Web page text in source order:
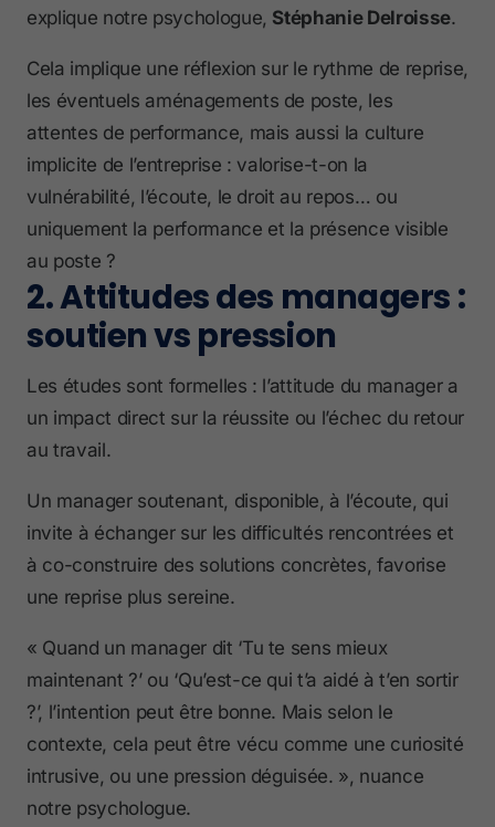
explique notre psychologue, Stéphanie Delroisse.
Cela implique une réflexion sur le rythme de reprise,
les éventuels aménagements de poste, les
attentes de performance, mais aussi la culture
implicite de l’entreprise : valorise-t-on la
vulnérabilité, l’écoute, le droit au repos… ou
uniquement la performance et la présence visible
au poste ?
2. Attitudes des managers :
soutien vs pression
Les études sont formelles : l’attitude du manager a
un impact direct sur la réussite ou l’échec du retour
au travail.
Un manager soutenant, disponible, à l’écoute, qui
invite à échanger sur les difficultés rencontrées et
à co-construire des solutions concrètes, favorise
une reprise plus sereine.
« Quand un manager dit ‘Tu te sens mieux
maintenant ?’ ou ‘Qu’est-ce qui t’a aidé à t’en sortir
?’, l’intention peut être bonne. Mais selon le
contexte, cela peut être vécu comme une curiosité
intrusive, ou une pression déguisée. », nuance
notre psychologue.